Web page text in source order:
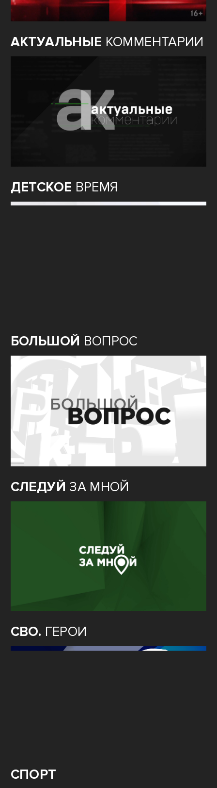
АКТУАЛЬНЫЕ КОММЕНТАРИИ
ДЕТСКОЕ ВРЕМЯ
БОЛЬШОЙ ВОПРОС
СЛЕДУЙ ЗА МНОЙ
СВО. ГЕРОИ
СПОРТ